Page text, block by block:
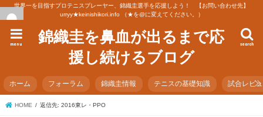
世界一を目指すプロテニスプレーヤー、錦織圭選手を応援しよう！ 【お問い合わせ先】
urryy★keinishikori.info （★を@に変えてください。）
錦織圭を鼻血が出るまで応
援し続けるブログ
search
menu
ホーム フォーラム 錦織圭情報 テニスの基礎知識 試合レビ
HOME 返信先: 2016東レ・PPO